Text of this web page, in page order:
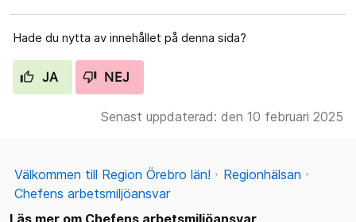
Hade du nytta av innehållet på denna sida?
JA NEJ
Senast uppdaterad: den 10 februari 2025
Välkommen till Region Örebro län!
Regionhälsan
Chefens arbetsmiljöansvar
Läs mer om Chefens arbetsmiljöansvar